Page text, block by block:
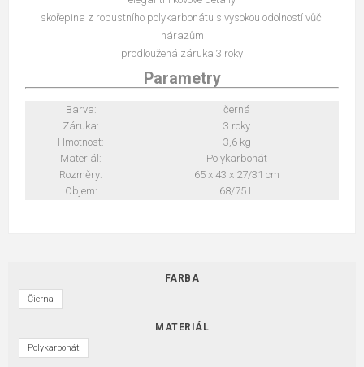
skořepina z robustního polykarbonátu s vysokou odolností vůči
nárazům
prodloužená záruka 3 roky
Parametry
Barva:
černá
Záruka:
3 roky
Hmotnost:
3,6 kg
Materiál:
Polykarbonát
Rozměry:
65 x 43 x 27/31 cm
Objem:
68/75 L
FARBA
Čierna
MATERIÁL
Polykarbonát